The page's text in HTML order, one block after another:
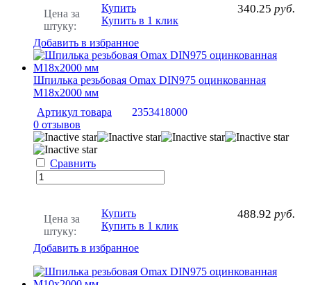
Цена за
штуку:
340.25 руб.
Купить
Купить в 1 клик
Добавить в избранное
Шпилька резьбовая Omax DIN975 оцинкованная
М18х2000 мм
Артикул товара
2353418000
0 отзывов
Сравнить
Цена за
штуку:
488.92 руб.
Купить
Купить в 1 клик
Добавить в избранное